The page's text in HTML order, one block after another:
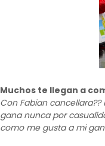
Muchos te llegan a
Con Fabian
gana nunca por
como me gusta a mi